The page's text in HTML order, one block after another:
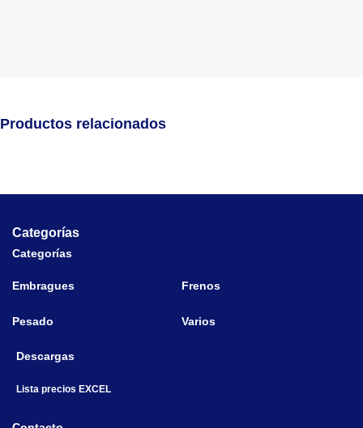
Productos relacionados
Categorías
Categorías
Embragues Frenos
Pesado Varios
Descargas
Lista precios EXCEL